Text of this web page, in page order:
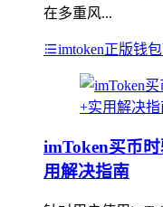
在多重风...
imtoken正版钱
imToken买币
用解决指南